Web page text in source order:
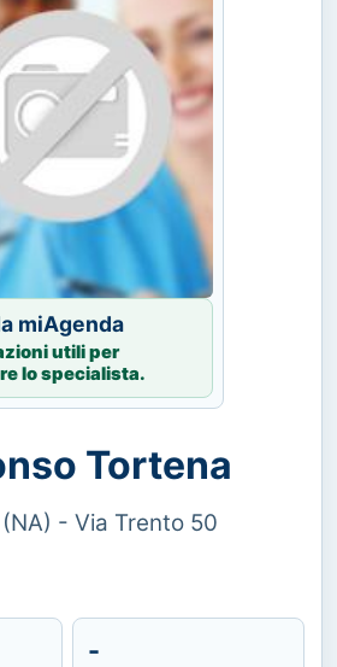
miAgenda
utili per
lo specialista.
Tortena
- Via Trento 50
-